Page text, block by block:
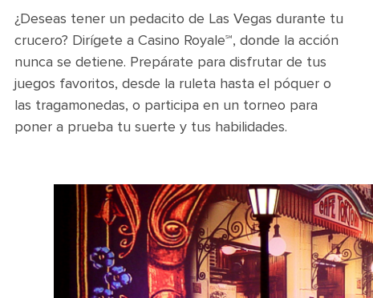
¿Deseas tener un pedacito de Las Vegas durante tu
crucero? Dirígete a Casino Royale℠, donde la acción
nunca se detiene. Prepárate para disfrutar de tus
juegos favoritos, desde la ruleta hasta el póquer o
las tragamonedas, o participa en un torneo para
poner a prueba tu suerte y tus habilidades.